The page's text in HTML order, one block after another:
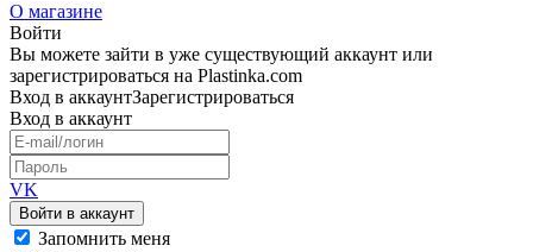
О магазине
Войти
Вы можете зайти в уже существующий аккаунт или
зарегистрироваться на Plastinka.com
Вход в аккаунтЗарегистрироваться
Вход в аккаунт
VK
Войти в аккаунт
Запомнить меня